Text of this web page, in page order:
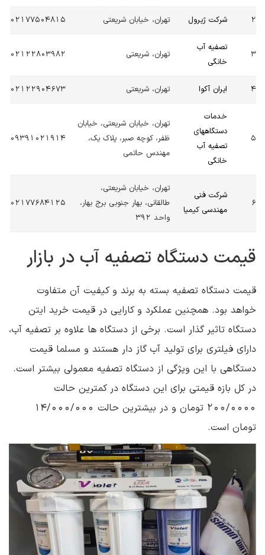
2 شرکت ژیرول تهران، خیابان شریعتی 02177504815
3
تصفیه آب
خانگی
تهران، شریعتی 02122803982
4 ایران آکوا تهران، شریعتی 02122904673
5
خدمات
دستگاههای
تصفیه آب
خانگی
تهران، خیابان شریعتی، خیابان
ظفر، کوچه صبر، پلاک یک،
مهندس حاتمی
09391021914
6
شرکت فنی
مهندسی کیمیا
تهران، خیابان شریعتی،
طالقانی، بهار جنوبی برج بهار،
واحد 392
02177684125
قیمت دستگاه تصفیه آب در بازار
قیمت دستگاه تصفیه بسته به برند و کیفیت آن متفاوت
خواهد بود. همچنین عملکرد و کارایی در قیمت خرید ایتن
دستگاه تاثیر گذار است. برخی از دستگاه ها علاوه بر تصفیه آب،
دارای فیلتری برای تولید آب گاز دار هستند و مسلما قیمت
دستگاهی با این ویژگی از دستگاه تصفیه معمولی بیشتر است.
در کل بازه قیمتی برای این دستگاه در کمترین حالت
200/0000 تومان و در بیشترین حالت 14/000/000
تومان است.